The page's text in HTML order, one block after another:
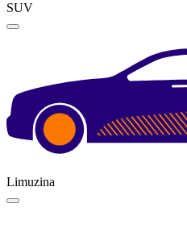
SUV
Limuzina